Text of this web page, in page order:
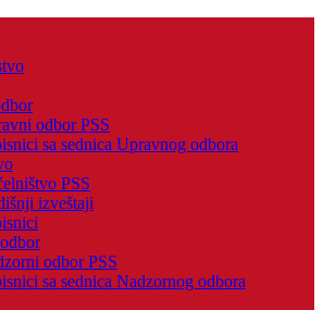
odbor PSS
sa sednica Upravnog odbora
PSS
izveštaji
odbor PSS
sa sednica Nadzornog odbora